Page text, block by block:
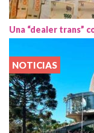
Una “dealer trans”
NOTICIAS